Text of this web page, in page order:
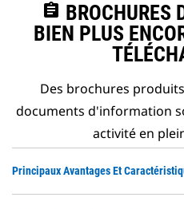
assignment BROCHURES
BIEN PLUS
Des brochures
documents d'information
activité en
Principaux Avantages Et